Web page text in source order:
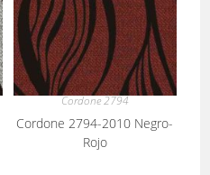
Cordone 2794
Cordone 2794-2010 Negro-
Rojo